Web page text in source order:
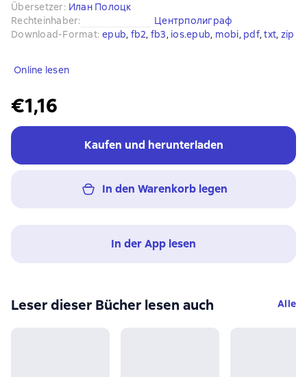
Übersetzer: Илан Полоцк
Rechteinhaber:
Центрполиграф
Download-Format: epub, fb2, fb3, ios.epub, mobi, pdf, txt, zip
Online lesen
€1,16
Kaufen und herunterladen
In den Warenkorb legen
In der App lesen
Leser dieser Bücher lesen auch Alle